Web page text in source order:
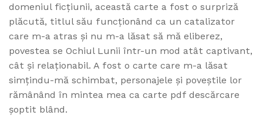
domeniul ficțiunii, această carte a fost o surpriză
plăcută, titlul său funcționând ca un catalizator
care m-a atras și nu m-a lăsat să mă eliberez,
povestea se Ochiul Lunii într-un mod atât captivant,
cât și relaționabil. A fost o carte care m-a lăsat
simțindu-mă schimbat, personajele și poveștile lor
rămânând în mintea mea ca carte pdf descărcare
șoptit blând.